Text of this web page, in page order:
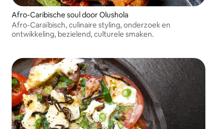
Afro-Caribische soul door Olushola
Afro-Caraïbisch, culinaire styling, onderzoek en
ontwikkeling, bezielend, culturele smaken.